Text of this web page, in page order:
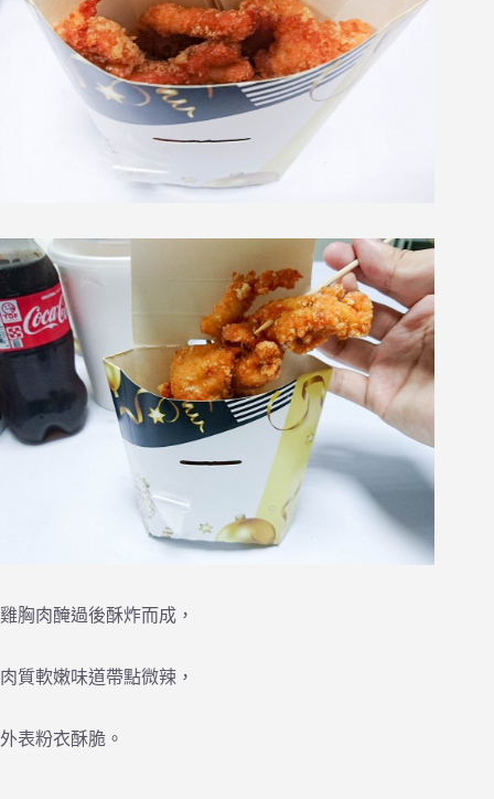
雞胸肉醃過後酥炸而成，
肉質軟嫩味道帶點微辣，
外表粉衣酥脆。